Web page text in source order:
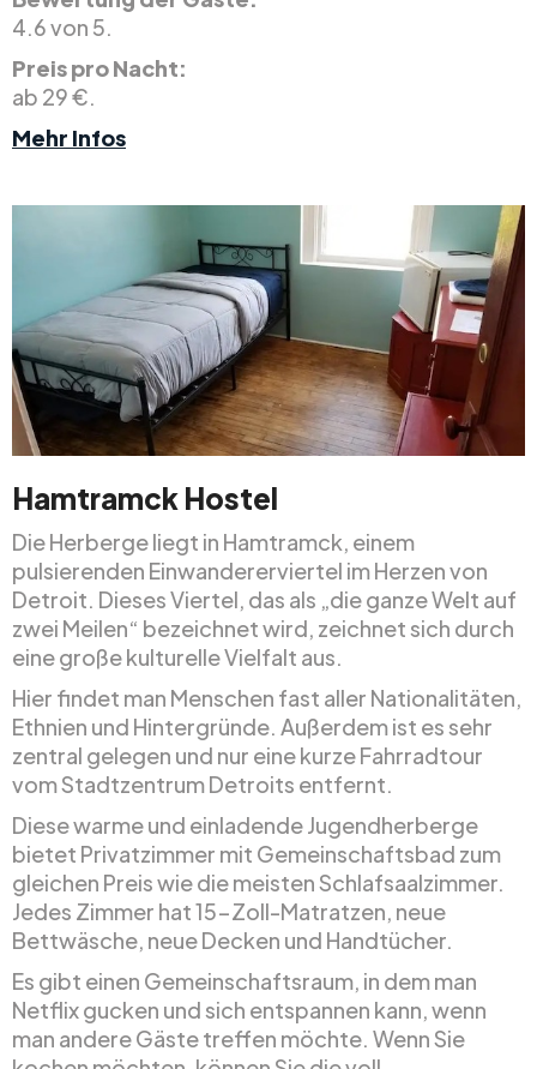
4.6 von 5.
Preis pro Nacht:
ab 29 €.
Mehr Infos
Hamtramck Hostel
Die Herberge liegt in Hamtramck, einem
pulsierenden Einwandererviertel im Herzen von
Detroit. Dieses Viertel, das als „die ganze Welt auf
zwei Meilen“ bezeichnet wird, zeichnet sich durch
eine große kulturelle Vielfalt aus.
Hier findet man Menschen fast aller Nationalitäten,
Ethnien und Hintergründe. Außerdem ist es sehr
zentral gelegen und nur eine kurze Fahrradtour
vom Stadtzentrum Detroits entfernt.
Diese warme und einladende Jugendherberge
bietet Privatzimmer mit Gemeinschaftsbad zum
gleichen Preis wie die meisten Schlafsaalzimmer.
Jedes Zimmer hat 15-Zoll-Matratzen, neue
Bettwäsche, neue Decken und Handtücher.
Es gibt einen Gemeinschaftsraum, in dem man
Netflix gucken und sich entspannen kann, wenn
man andere Gäste treffen möchte. Wenn Sie